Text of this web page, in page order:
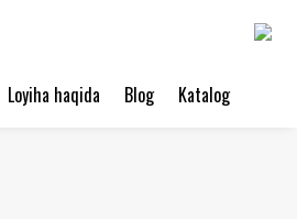
Katalog
Blog
Loyiha haqida